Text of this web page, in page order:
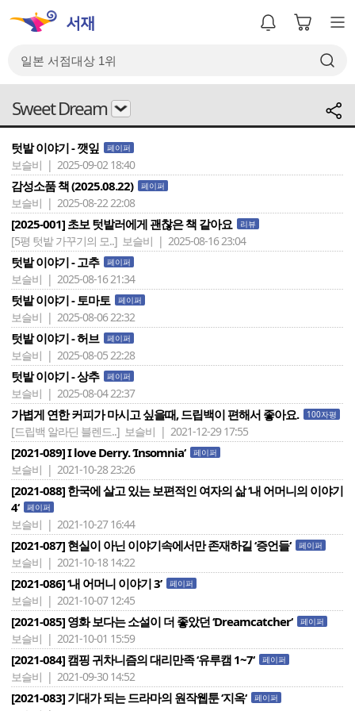
Sweet Dream
텃밭 이야기 - 깻잎 페이퍼
보슬비 | 2025-09-02 18:40
감성소품 책 (2025.08.22) 페이퍼
보슬비 | 2025-08-22 22:08
[2025-001] 초보 텃밭러에게 괜찮은 책 같아요 리뷰
[5평 텃밭 가꾸기의 모..] 보슬비 | 2025-08-16 23:04
텃밭 이야기 - 고추 페이퍼
보슬비 | 2025-08-16 21:34
텃밭 이야기 - 토마토 페이퍼
보슬비 | 2025-08-06 22:32
텃밭 이야기 - 허브 페이퍼
보슬비 | 2025-08-05 22:28
텃밭 이야기 - 상추 페이퍼
보슬비 | 2025-08-04 22:37
가볍게 연한 커피가 마시고 싶을때, 드립백이 편해서 좋아요. 100자평
[드립백 알라딘 블렌드..] 보슬비 | 2021-12-29 17:55
[2021-089] I love Derry. ‘Insomnia‘ 페이퍼
보슬비 | 2021-10-28 23:26
[2021-088] 한국에 살고 있는 보편적인 여자의 삶 ‘내 어머니의 이야기
4‘
페이퍼
보슬비 | 2021-10-27 16:44
[2021-087] 현실이 아닌 이야기속에서만 존재하길 ‘증언들‘ 페이퍼
보슬비 | 2021-10-18 14:22
[2021-086] ‘내 어머니 이야기 3’ 페이퍼
보슬비 | 2021-10-07 12:45
[2021-085] 영화 보다는 소설이 더 좋았던 ‘Dreamcatcher‘ 페이퍼
보슬비 | 2021-10-01 15:59
[2021-084] 캠핑 귀차니즘의 대리만족 ‘유루캠 1~7‘ 페이퍼
보슬비 | 2021-09-30 14:52
[2021-083] 기대가 되는 드라마의 원작웹툰 ‘지옥‘ 페이퍼